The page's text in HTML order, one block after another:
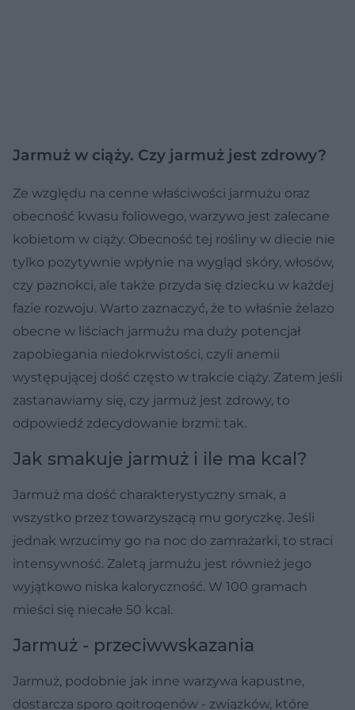
Jarmuż w ciąży. Czy jarmuż jest zdrowy?
Ze względu na cenne właściwości jarmużu oraz
obecność kwasu foliowego, warzywo jest zalecane
kobietom w ciąży. Obecność tej rośliny w diecie nie
tylko pozytywnie wpłynie na wygląd skóry, włosów,
czy paznokci, ale także przyda się dziecku w każdej
fazie rozwoju. Warto zaznaczyć, że to właśnie żelazo
obecne w liściach jarmużu ma duży potencjał
zapobiegania niedokrwistości, czyli anemii
występującej dość często w trakcie ciąży. Zatem jeśli
zastanawiamy się, czy jarmuż jest zdrowy, to
odpowiedź zdecydowanie brzmi: tak.
Jak smakuje jarmuż i ile ma kcal?
Jarmuż ma dość charakterystyczny smak, a
wszystko przez towarzyszącą mu goryczkę. Jeśli
jednak wrzucimy go na noc do zamrażarki, to straci
intensywność. Zaletą jarmużu jest również jego
wyjątkowo niska kaloryczność. W 100 gramach
mieści się niecałe 50 kcal.
Jarmuż - przeciwwskazania
Jarmuż, podobnie jak inne warzywa kapustne,
dostarcza sporo goitrogenów - związków, które